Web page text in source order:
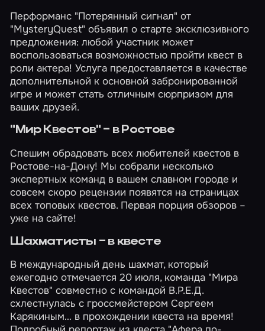
Перформанс "Потерянный сигнал" от
"MysteryQuest" объявил о старте эксклюзивного
предложения: любой участник может
воспользоваться возможностью пройти квест в
роли актера! Услуга предоставляется в качестве
дополнительной к основной забронированной
игре и может стать отличным сюрпризом для
ваших друзей.
"Мир Квестов" – в Ростове
Спешим обрадовать всех любителей квестов в
Ростове-на-Дону! Мы собрали несколько
экспертных команд в вашем славном городе и
совсем скоро рецензии появятся на страницах
всех топовых квестов. Первая порция обзоров –
уже на сайте!
Шахматисты – в квесте
В международный день шахмат, который
ежегодно отмечается 20 июля, команда "Мира
Квестов" совместно с командой В.Р.Е.Д.
схлестнулась с гроссмейстером Сергеем
Карякиным… в прохождении квеста на время!